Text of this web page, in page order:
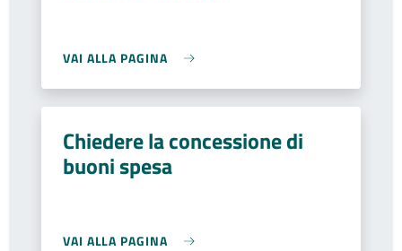
VAI ALLA PAGINA
Chiedere la concessione di
buoni spesa
VAI ALLA PAGINA